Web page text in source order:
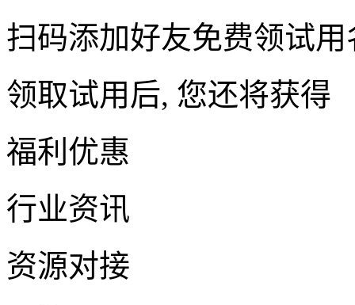
扫码添加好友免费领试用
领取试用后, 您还将获得
福利优惠
行业资讯
资源对接